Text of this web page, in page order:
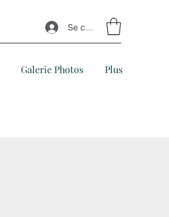
Se connecter
Galerie Photos Plus